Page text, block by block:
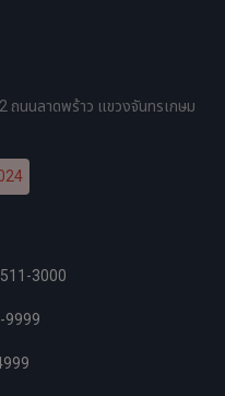
ถนนลาดพร้าว แขวงจันทรเกษม
3000
9999